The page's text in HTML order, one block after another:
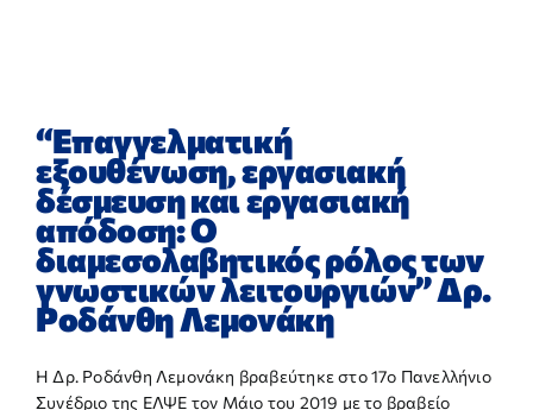
ΕΠΙΚΟΙΝΩΝΙΑ
“Επαγγελματική
εξουθένωση, εργασιακή
δέσμευση και εργασιακή
απόδοση: Ο
διαμεσολαβητικός ρόλος των
γνωστικών λειτουργιών” Δρ.
Ροδάνθη Λεμονάκη
Η Δρ. Ροδάνθη Λεμονάκη βραβεύτηκε στο 17ο Πανελλήνιο
Συνέδριο της ΕΛΨΕ τον Μάιο του 2019 με το βραβείο